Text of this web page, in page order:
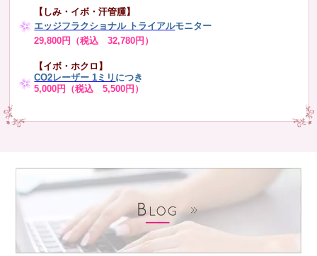
【しみ・イボ・汗管腫】
エッジフラクショナル トライアルモニター
29,800円（税込 32,780円）
【イボ・ホクロ】
CO2レーザー 1ミリ につき
5,000円（税込 5,500円）